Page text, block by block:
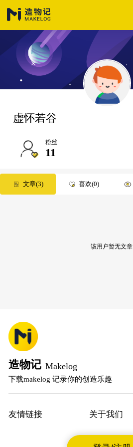
虚怀若谷
粉丝
11
文章 3 喜欢 0
该用户暂无文章
造物记 Makelog
下载makelog 记录你的创造乐趣
友情链接 关于我们